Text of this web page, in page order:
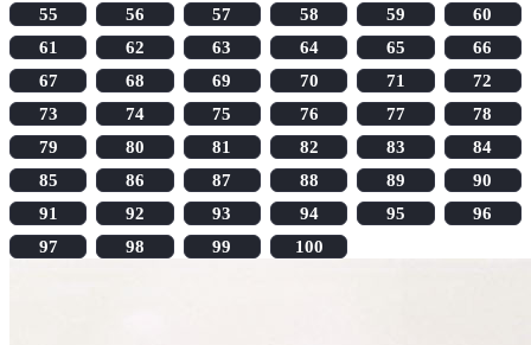
55
56 57 58 59
60
61
62 63 64 65
66
67
68 69 70 71
72
73
74 75 76 77
78
79
80 81 82 83
84
85
86 87 88 89
90
91
92 93 94 95
96
97
98 99 100